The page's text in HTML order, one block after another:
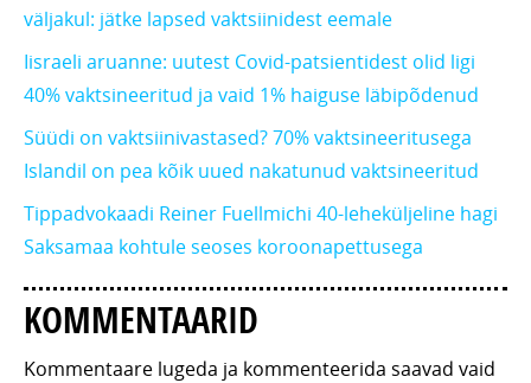
väljakul: jätke lapsed vaktsiinidest eemale
Iisraeli aruanne: uutest Covid-patsientidest olid ligi
40% vaktsineeritud ja vaid 1% haiguse läbipõdenud
Süüdi on vaktsiinivastased? 70% vaktsineeritusega
Islandil on pea kõik uued nakatunud vaktsineeritud
Tippadvokaadi Reiner Fuellmichi 40-leheküljeline hagi
Saksamaa kohtule seoses koroonapettusega
KOMMENTAARID
Kommentaare lugeda ja kommenteerida saavad vaid